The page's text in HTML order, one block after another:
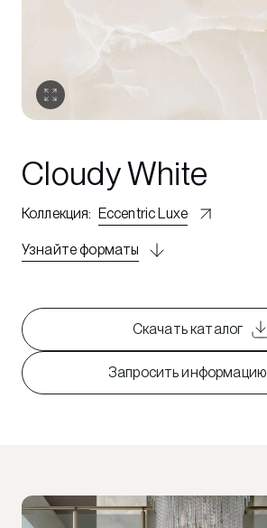
Cloudy White
Коллекция: Eccentric Luxe
Узнайте форматы
Скачать каталог
Запросить информацию